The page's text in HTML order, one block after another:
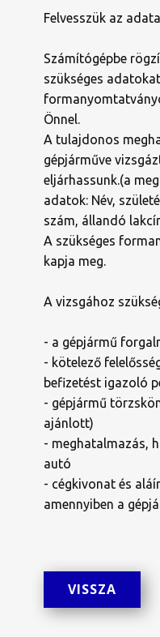
Felvesszük az
Számítógépbe
szükséges
Önnel.
A tulajdonos
gépjárműve
eljárhassunk.(a
adatok: Név,
szám, állandó
A szükséges
kapja meg.
A vizsgához
- a gépjármű
- kötelező
befizetést igazoló
- gépjármű
ajánlott)
- meghatalmazás,
autó
- cégkivonat és
amennyiben a
VISSZA